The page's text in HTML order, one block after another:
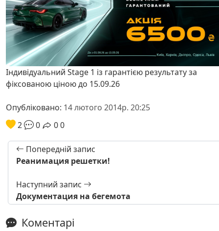
Індивідуальний Stage 1 із гарантією результату за
фіксованою ціною до 15.09.26
Опубліковано: 14 лютого 2014р. 20:25
2
0 00
Попередній запис
Реанимация решетки!
Наступний запис
Документация на бегемота
Коментарі